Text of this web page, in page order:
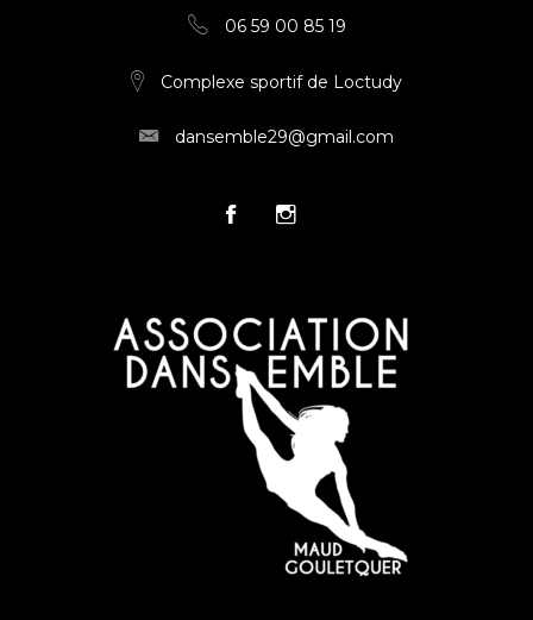
06 59 00 85 19
Complexe sportif de Loctudy
dansemble29@gmail.com